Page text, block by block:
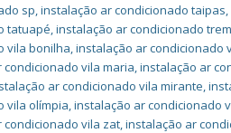
sp,instalação ar condicionado taipas,
tatuapé,instalação ar condicionado
vila bonilha,instalação ar condicionado
condicionado vila maria,instalação ar
ar condicionado vila mirante,
vila olímpia,instalação ar condicionado
condicionado vila zat,instalação ar